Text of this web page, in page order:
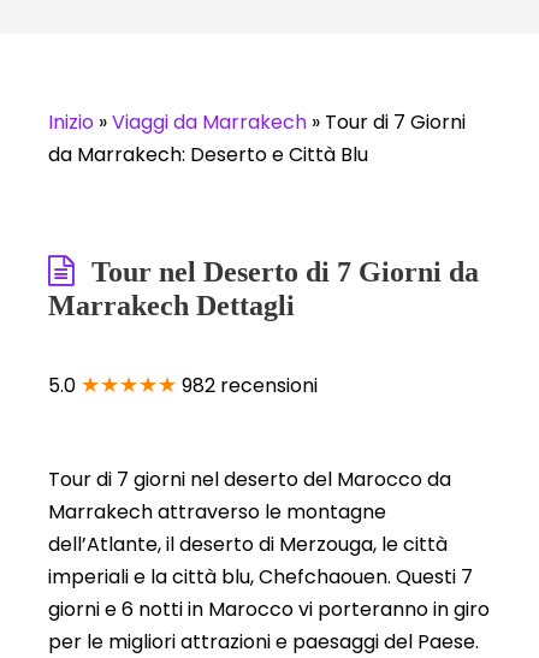
Inizio »Viaggi da Marrakech » Tour di 7 Giorni
da Marrakech: Deserto e Città Blu
Tour nel Deserto di 7 Giorni da
Marrakech Dettagli
5.0 ★★★★★ 982 recensioni
Tour di 7 giorni nel deserto del Marocco da
Marrakech attraverso le montagne
dell’Atlante, il deserto di Merzouga, le città
imperiali e la città blu, Chefchaouen. Questi 7
giorni e 6 notti in Marocco vi porteranno in giro
per le migliori attrazioni e paesaggi del Paese.